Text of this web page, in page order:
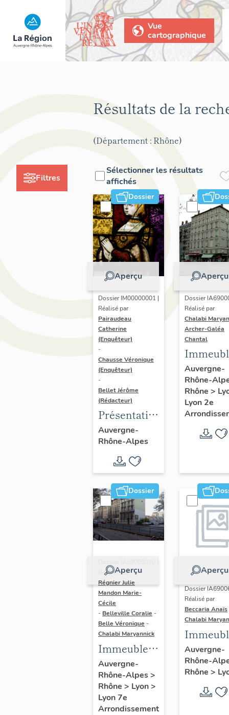
Vue
cartographique
Filtres
Résultats de la
(Département : Rhône)
Sélectionner les résultats
affichés
Dossier
Aperçu
Dossier IM00000001 |
Réalisé par
Pairaudeau
Catherine
(Enquêteur)
-
Chausse Véronique
(Enquêteur)
-
Bellet Jérôme
(Rédacteur)
Présentation
de
l'opération
d'inventaire
du vitrail
ancien de
Rhône-
Alpes
(corpus
vitrearum)
Auvergne-
Rhône-Alpes
Aperçu
Dossier
Réalisé par
Chalabi
Archer-Galéa
Chantal
Auvergne-
Rhône-
Rhône >
Lyon 2e
Dossier
Aperçu
Réalisé par
Régnier Julie
Mandon Marie-
Cécile
- Belleville Coralie -
Belle Véronique -
Chalabi Maryannick
Immeubles
du secteur
d'étude La
Guillotière
Auvergne-
Rhône-Alpes>
Rhône > Lyon>
Lyon 7e
Arrondissement
Aperçu
Dossier
Réalisé par
Beccaria Anaïs
Chalabi
des
Trente
rive
Auvergne-
Rhône-
Rhône >